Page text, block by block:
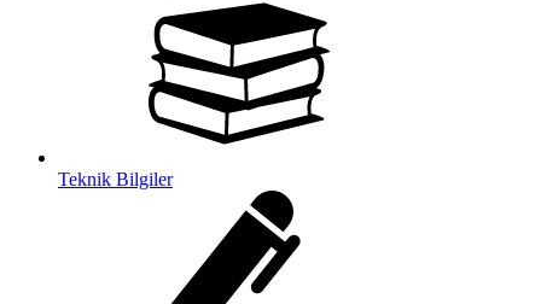
Teknik Bilgiler